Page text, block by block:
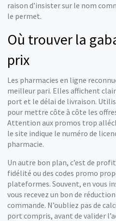
raison d’insister sur le nom
le permet.
Où trouver la
prix
Les pharmacies en ligne
meilleur pari. Elles affichent
port et le délai de livraison.
pour mettre côte à côte les
Attention aux promos trop
le site indique le numéro de
pharmacie.
Un autre bon plan, c’est de
fidélité ou des codes promo
plateformes. Souvent, en vous
vous recevez un bon de
commande. N’oubliez pas de
port compris, avant de valider